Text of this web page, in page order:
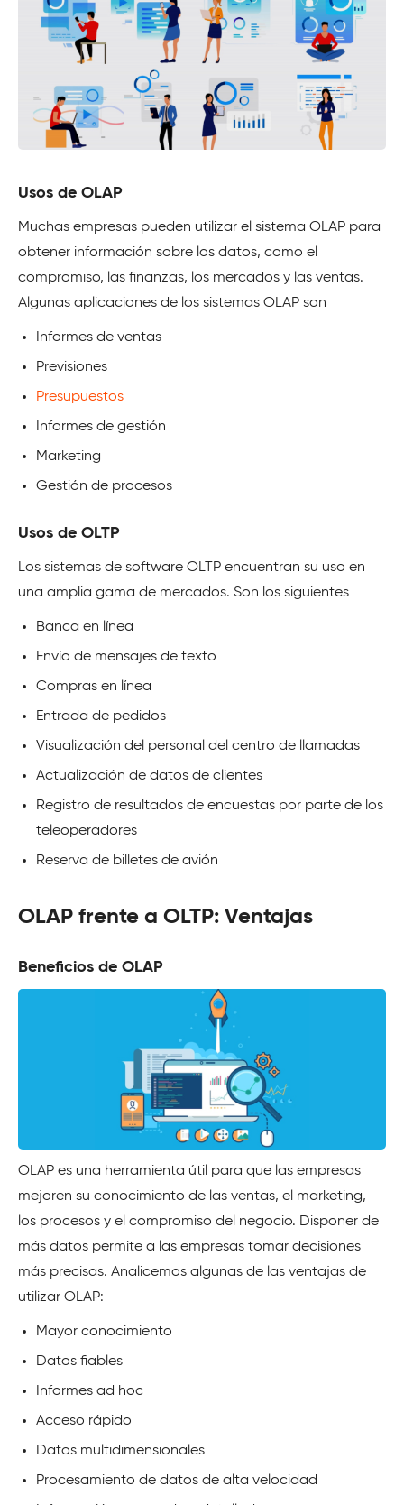
Usos de OLAP
Muchas empresas pueden utilizar el sistema OLAP para
obtener información sobre los datos, como el
compromiso, las finanzas, los mercados y las ventas.
Algunas aplicaciones de los sistemas OLAP son
Informes de ventas
Previsiones
Presupuestos
Informes de gestión
Marketing
Gestión de procesos
Usos de OLTP
Los sistemas de software OLTP encuentran su uso en
una amplia gama de mercados. Son los siguientes
Banca en línea
Envío de mensajes de texto
Compras en línea
Entrada de pedidos
Visualización del personal del centro de llamadas
Actualización de datos de clientes
Registro de resultados de encuestas por parte de los
teleoperadores
Reserva de billetes de avión
OLAP frente a OLTP: Ventajas
Beneficios de OLAP
OLAP es una herramienta útil para que las empresas
mejoren su conocimiento de las ventas, el marketing,
los procesos y el compromiso del negocio. Disponer de
más datos permite a las empresas tomar decisiones
más precisas. Analicemos algunas de las ventajas de
utilizar OLAP:
Mayor conocimiento
Datos fiables
Informes ad hoc
Acceso rápido
Datos multidimensionales
Procesamiento de datos de alta velocidad